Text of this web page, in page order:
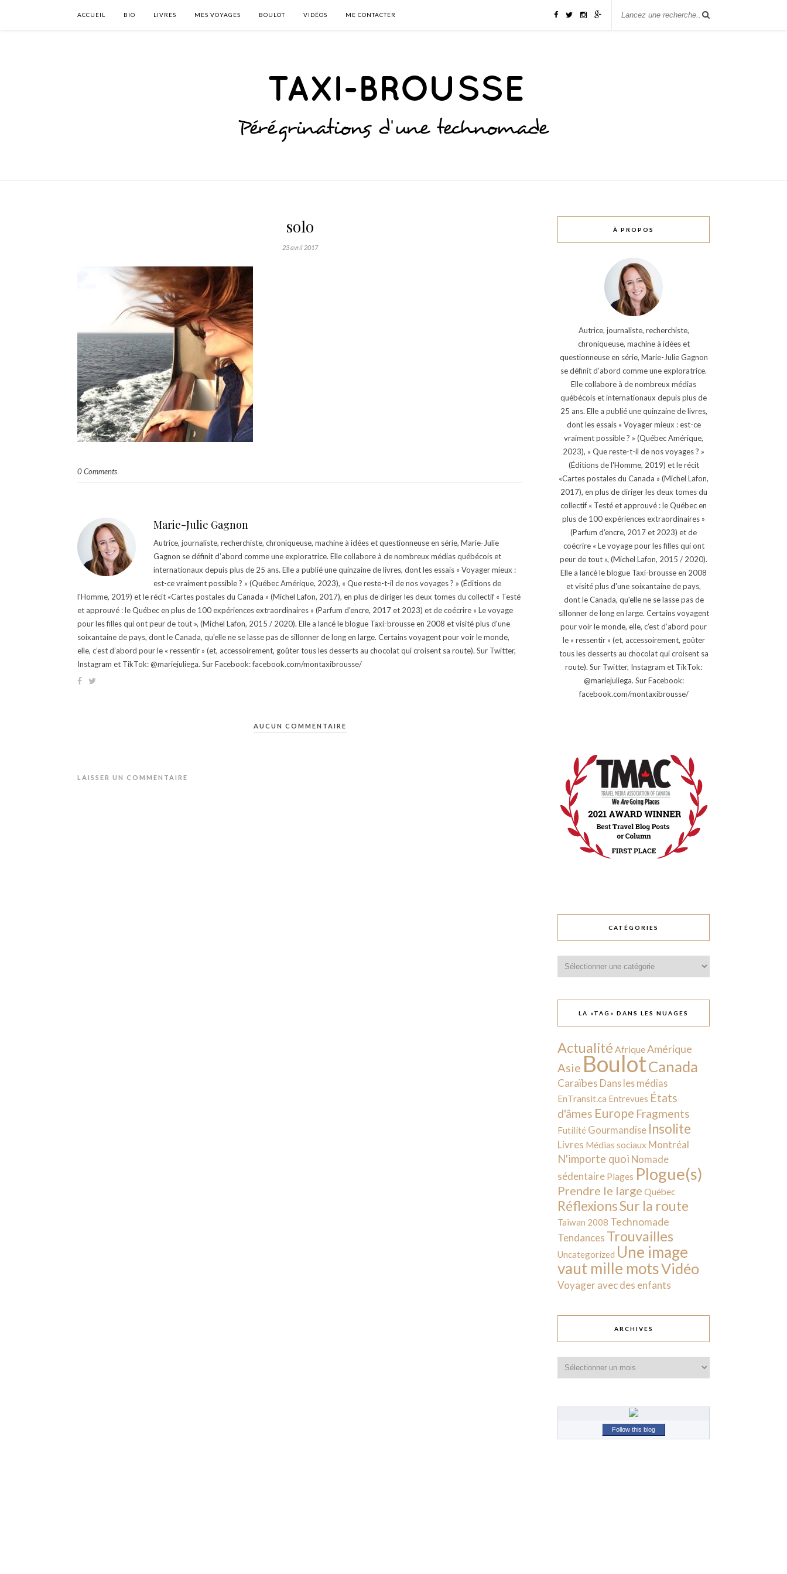
ACCUEIL BIO LIVRES MES VOYAGES BOULOT VIDÉOS ME CONTACTER
solo
23 avril 2017
0 Comments
Marie-Julie Gagnon
Autrice, journaliste, recherchiste, chroniqueuse, machine à idées et questionneuse en série, Marie-Julie
Gagnon se définit d’abord comme une exploratrice. Elle collabore à de nombreux médias québécois et
internationaux depuis plus de 25 ans. Elle a publié une quinzaine de livres, dont les essais « Voyager mieux :
est-ce vraiment possible ? » (Québec Amérique, 2023), « Que reste-t-il de nos voyages ? » (Éditions de
l'Homme, 2019) et le récit «Cartes postales du Canada » (Michel Lafon, 2017), en plus de diriger les deux tomes du collectif « Testé
et approuvé : le Québec en plus de 100 expériences extraordinaires » (Parfum d'encre, 2017 et 2023) et de coécrire « Le voyage
pour les filles qui ont peur de tout », (Michel Lafon, 2015 / 2020). Elle a lancé le blogue Taxi-brousse en 2008 et visité plus d'une
soixantaine de pays, dont le Canada, qu'elle ne se lasse pas de sillonner de long en large. Certains voyagent pour voir le monde,
elle, c’est d’abord pour le « ressentir » (et, accessoirement, goûter tous les desserts au chocolat qui croisent sa route). Sur Twitter,
Instagram et TikTok: @mariejuliega. Sur Facebook: facebook.com/montaxibrousse/
AUCUN COMMENTAIRE
LAISSER UN COMMENTAIRE
À PROPOS
Autrice, journaliste, recherchiste,
chroniqueuse, machine à idées et
questionneuse en série, Marie-Julie Gagnon
se définit d’abord comme une exploratrice.
Elle collabore à de nombreux médias
québécois et internationaux depuis plus de
25 ans. Elle a publié une quinzaine de livres,
dont les essais « Voyager mieux : est-ce
vraiment possible ? » (Québec Amérique,
2023), « Que reste-t-il de nos voyages ? »
(Éditions de l'Homme, 2019) et le récit
«Cartes postales du Canada » (Michel Lafon,
2017), en plus de diriger les deux tomes du
collectif « Testé et approuvé : le Québec en
plus de 100 expériences extraordinaires »
(Parfum d'encre, 2017 et 2023) et de
coécrire « Le voyage pour les filles qui ont
peur de tout », (Michel Lafon, 2015 / 2020).
Elle a lancé le blogue Taxi-brousse en 2008
et visité plus d'une soixantaine de pays,
dont le Canada, qu'elle ne se lasse pas de
sillonner de long en large. Certains voyagent
pour voir le monde, elle, c’est d’abord pour
le « ressentir » (et, accessoirement, goûter
tous les desserts au chocolat qui croisent sa
route). Sur Twitter, Instagram et TikTok:
@mariejuliega. Sur Facebook:
facebook.com/montaxibrousse/
CATÉGORIES
LA «TAG» DANS LES NUAGES
Actualité AfriqueAmérique
Asie BoulotCanada
Caraïbes Dans les médias
EnTransit.ca Entrevues États
d'âmes Europe Fragments
Futilité Gourmandise Insolite
Livres Médias sociaux Montréal
N'importe quoi Nomade
sédentaire Plages Plogue(s)
Prendre le large Québec
RéflexionsSur la route
Taïwan 2008 Technomade
Tendances Trouvailles
Uncategorized Une image
vaut mille motsVidéo
Voyager avec des enfants
ARCHIVES
Follow this blog